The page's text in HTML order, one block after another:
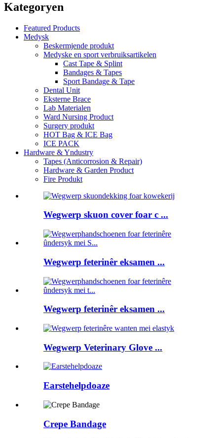
Kategoryen
Featured Products
Medysk
Beskermjende produkt
Medyske en sport verbruiksartikelen
Cast Tape & Splint
Bandages & Tapes
Sport Bandage & Tape
Dental Unit
Eksterne Brace
Lab Materialen
Ward Nursing Product
Surgery produkt
HOT Bag & ICE Bag
ICE PACK
Hardware & Yndustry
Tapes (Anticorrosion & Repair)
Hardware & Garden Product
Fire Produkt
Wegwerp skuon cover foar c ...
Wegwerp feterinêr eksamen ...
Wegwerp feterinêr eksamen ...
Wegwerp Veterinary Glove ...
Earstehelpdoaze
Crepe Bandage